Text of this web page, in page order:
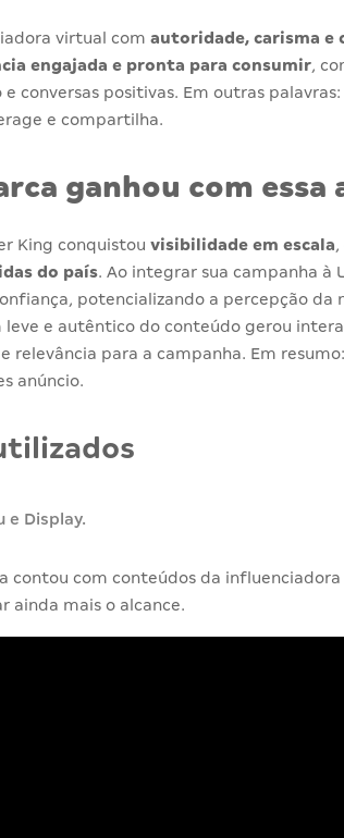
virtual com autoridade, carisma e
engajada e pronta para consumir,
e conversas positivas. Em outras
e compartilha.
ganhou com essa
King conquistou visibilidade em escala,
do país. Ao integrar sua campanha à
potencializando a percepção
leve e autêntico do conteúdo gerou
relevância para a campanha. Em
anúncio.
e Display.
contou com conteúdos da
ainda mais o alcance.